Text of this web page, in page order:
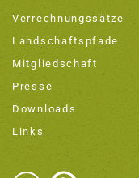
Verrechnungssätze
Landschaftspfade
Mitgliedschaft
Presse
Downloads
Links